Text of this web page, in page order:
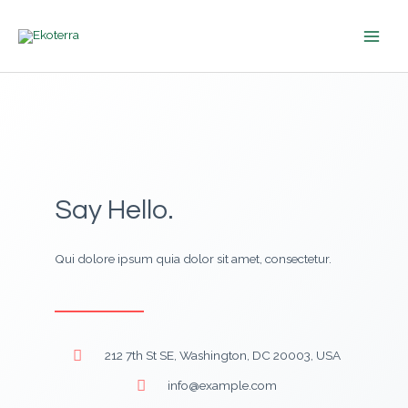
Say Hello.
Qui dolore ipsum quia dolor sit amet, consectetur.
212 7th St SE, Washington, DC 20003, USA
info@example.com